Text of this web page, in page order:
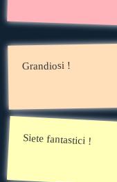
Grandiosi !
Siete fantastici !